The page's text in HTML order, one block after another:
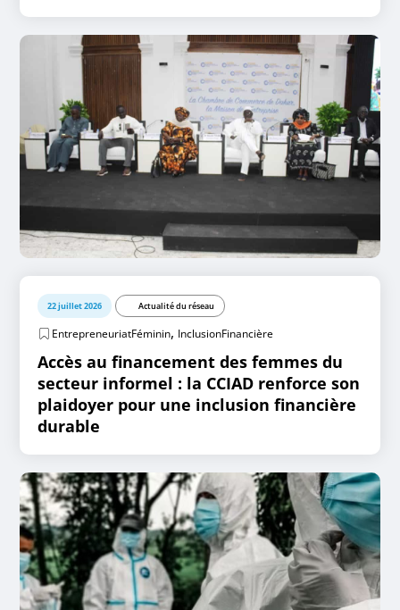
22 juillet 2026 Actualité du réseau
EntrepreneuriatFéminin, InclusionFinancière
Accès au financement des femmes du
secteur informel : la CCIAD renforce son
plaidoyer pour une inclusion financière
durable